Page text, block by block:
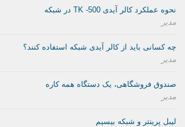
نحوه عملکرد کالر آیدی TK -500 در شبکه
مدیر
چه کسانی باید از کالر آیدی شبکه استفاده کنند؟
مدیر
صندوق فروشگاهی، یک دستگاه همه کاره
مدیر
لیبل پرینتر و شبکه بیسیم